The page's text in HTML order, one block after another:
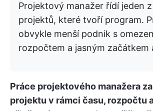
Projektový manažer řídí jeden
projektů, které tvoří program.
obvykle menší podnik s
rozpočtem a jasným začátkem
Práce projektového manažera
projektu v rámci času, rozpočtu